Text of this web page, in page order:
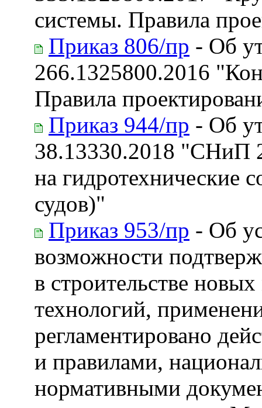
системы. Правила
Приказ 806/пр - Об
266.1325800.2016
Правила
Приказ 944/пр - Об
38.13330.2018 "СНиП
на гидротехнические
судов)"
Приказ 953/пр - Об
возможности
в строительстве
технологий,
регламентировано
и правилами,
нормативными